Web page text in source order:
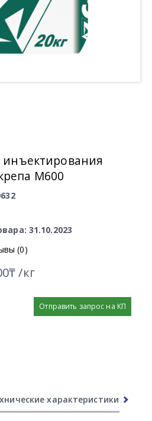
инъектирования
М600
31.10.2023
(0)
/кг
Отправить запрос на КП
характеристики